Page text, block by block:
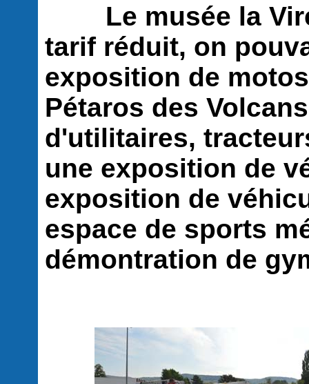
Le musée la
tarif réduit, on
exposition de
Pétaros des
d'utilitaires,
une exposition de
exposition de
espace de sports
démontration de